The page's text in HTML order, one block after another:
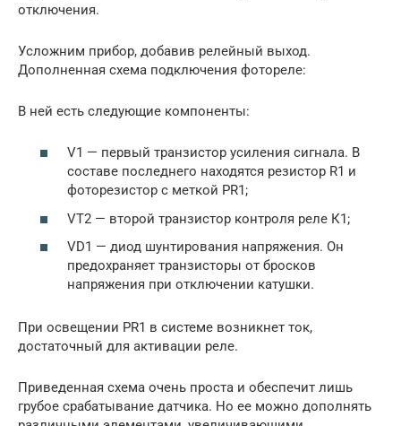
отключения.
Усложним прибор, добавив релейный выход.
Дополненная схема подключения фотореле:
В ней есть следующие компоненты:
V1 — первый транзистор усиления сигнала. В
составе последнего находятся резистор R1 и
фоторезистор с меткой PR1;
VT2 — второй транзистор контроля реле К1;
VD1 — диод шунтирования напряжения. Он
предохраняет транзисторы от бросков
напряжения при отключении катушки.
При освещении PR1 в системе возникнет ток,
достаточный для активации реле.
Приведенная схема очень проста и обеспечит лишь
грубое срабатывание датчика. Но ее можно дополнять